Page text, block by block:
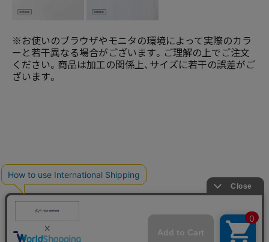
※お使いのブラウザやモニタの環境によって実際のカラ
ーと若干異なる場合がございます。ご理解の上でご注文
ください。商品は加工の関係上、サイズに若干の誤差がご
ざいます。